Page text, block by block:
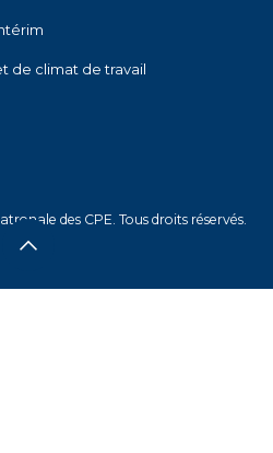
de climat de travail
des CPE. Tous droits réservés.